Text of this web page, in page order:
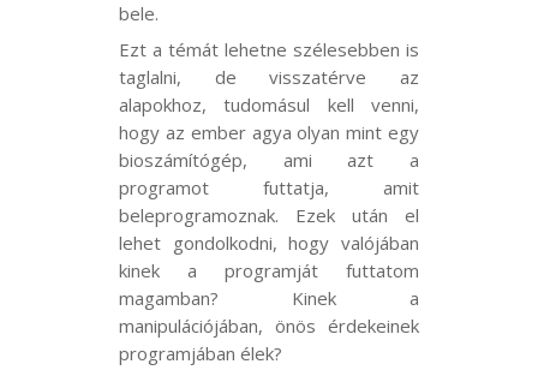
bele.
Ezt a témát lehetne szélesebben is
taglalni, de visszatérve az
alapokhoz, tudomásul kell venni,
hogy az ember agya olyan mint egy
bioszámítógép, ami azt a
programot futtatja, amit
beleprogramoznak. Ezek után el
lehet gondolkodni, hogy valójában
kinek a programját futtatom
magamban? Kinek a
manipulációjában, önös érdekeinek
programjában élek?